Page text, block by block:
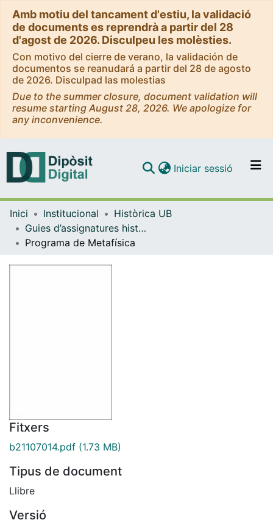
Amb motiu del tancament d'estiu, la validació
de documents es reprendrà a partir del 28
d'agost de 2026. Disculpeu les molèsties.
Con motivo del cierre de verano, la validación de
documentos se reanudará a partir del 28 de agosto
de 2026. Disculpad las molestias
Due to the summer closure, document validation will
resume starting August 28, 2026. We apologize for
any inconvenience.
Navega per tot el DD
Iniciar sessió (current)
Inici Institucional
Històrica UB
Guies d’assignatures històriques - Universitat de Barcelona
Programa de Metafísica
Fitxers
b21107014.pdf (1.73 MB)
Tipus de document
Llibre
Versió